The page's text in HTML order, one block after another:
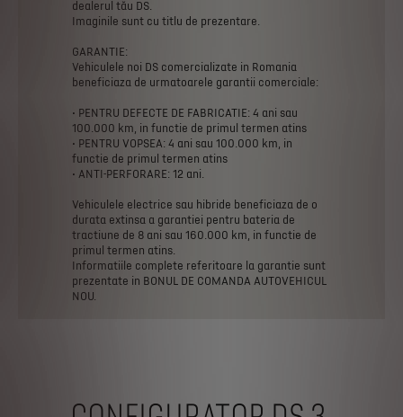
dealerul tău DS.
Imaginile sunt cu titlu de prezentare.
GARANTIE:
Vehiculele noi DS comercializate in Romania
beneficiaza de urmatoarele garantii comerciale:
• PENTRU DEFECTE DE FABRICATIE: 4 ani sau
100.000 km, in functie de primul termen atins
• PENTRU VOPSEA: 4 ani sau 100.000 km, in
functie de primul termen atins
• ANTI-PERFORARE: 12 ani.
Vehiculele electrice sau hibride beneficiaza de o
durata extinsa a garantiei pentru bateria de
tractiune de 8 ani sau 160.000 km, in functie de
primul termen atins.
Informatiile complete referitoare la garantie sunt
prezentate in BONUL DE COMANDA AUTOVEHICUL
NOU.